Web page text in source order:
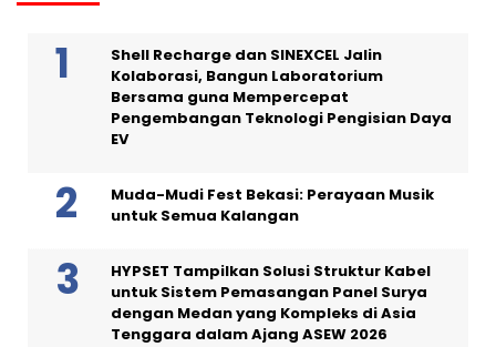
Shell Recharge dan SINEXCEL Jalin
Kolaborasi, Bangun Laboratorium
Bersama guna Mempercepat
Pengembangan Teknologi Pengisian Daya
EV
Muda-Mudi Fest Bekasi: Perayaan Musik
untuk Semua Kalangan
HYPSET Tampilkan Solusi Struktur Kabel
untuk Sistem Pemasangan Panel Surya
dengan Medan yang Kompleks di Asia
Tenggara dalam Ajang ASEW 2026